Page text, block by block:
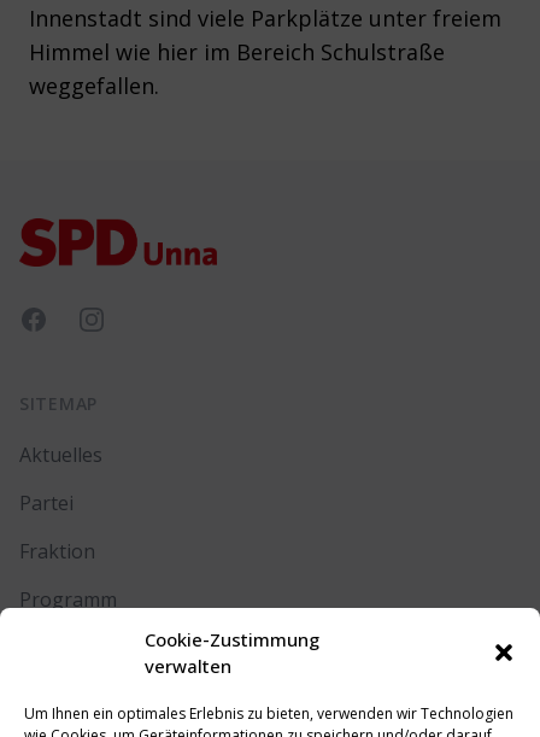
Cookie-Zustimmung
verwalten
Um Ihnen ein optimales Erlebnis zu bieten, verwenden wir Technologien
Innenstadt sind viele Parkplätze unter freiem
Himmel wie hier im Bereich Schulstraße
weggefallen.
FacebookInstagram
SITEMAP
Aktuelles
Partei
Fraktion
Programm
RECHTLICHES